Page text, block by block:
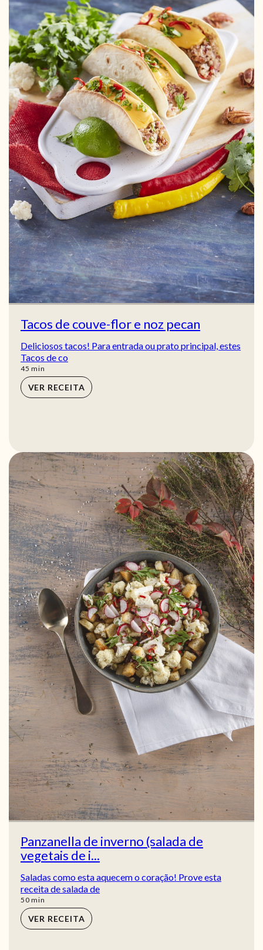
Tacos de couve-flor e noz pecan
Deliciosos tacos! Para entrada ou prato principal, estes
Tacos de co
45 min
min
VER RECEITA
Panzanella de inverno (salada de
vegetais de i...
Saladas como esta aquecem o coração! Prove esta
receita de salada de
50min
min
VER RECEITA